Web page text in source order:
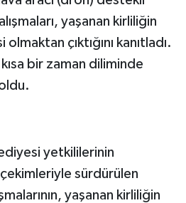
yaşanan kirliliğin
çıktığını kanıtladı.
bir zaman diliminde
yetkililerinin
sürdürülen
yaşanan kirliliğin